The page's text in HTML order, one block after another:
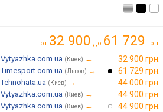
от 32 900 до 61 729 грн.
Vytyazhka.com.ua (Киев) → 32 900 грн.
Timesport.com.ua (Львов) → 61 729 грн.
Tehnohata.ua (Киев) → 44 000 грн.
Vytyazhka.com.ua (Киев) → 44 900 грн.
Vytyazhka.com.ua (Киев) → 44 900 грн.